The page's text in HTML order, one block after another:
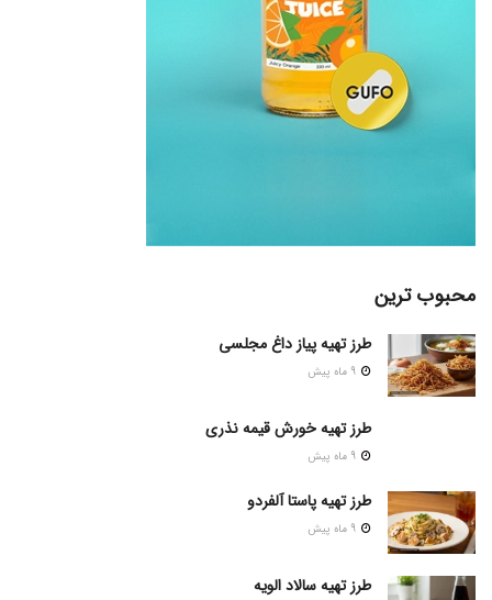
محبوب ترین
طرز تهیه پیاز داغ مجلسی
طرز تهیه خورش قیمه نذری
طرز تهیه پاستا آلفردو
طرز تهیه سالاد الویه